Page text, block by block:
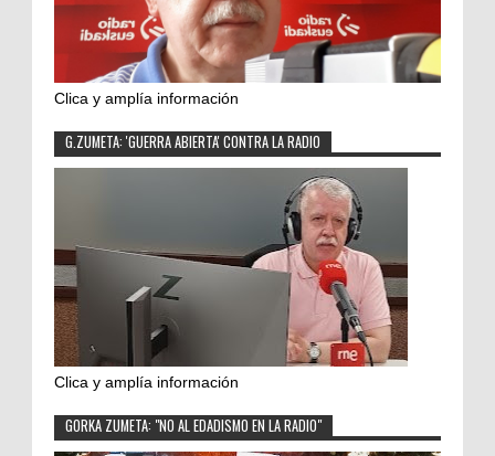
Clica y amplía información
G.ZUMETA: 'GUERRA ABIERTA' CONTRA LA RADIO
Clica y amplía información
GORKA ZUMETA: "NO AL EDADISMO EN LA RADIO"